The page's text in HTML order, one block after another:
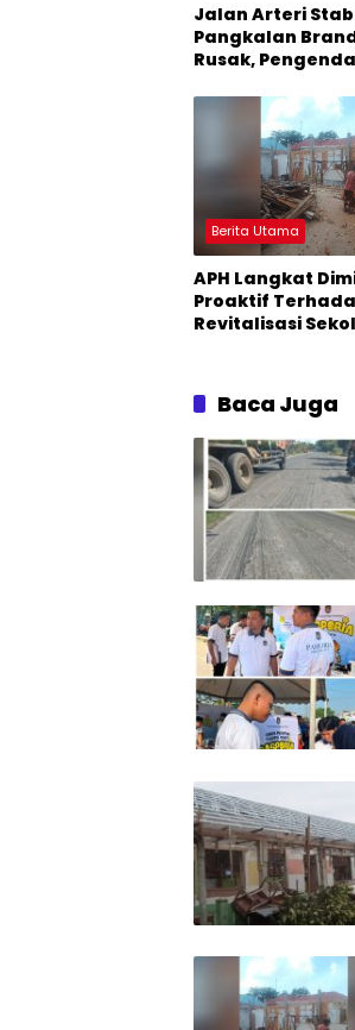
Jalan Arteri
Pangkalan
Rusak,
Berita Utama
APH Langkat
Proaktif
Revitalisasi
Baca Juga